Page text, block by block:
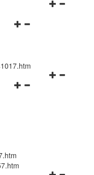
Navigationsmenü
Navigationsmenü